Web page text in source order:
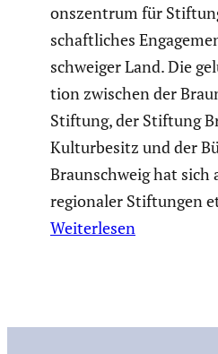
ons­zen­trum für
schaft­li­ches
schweiger Land. Die
tion zwischen der
Stiftung, der Stiftung
Kultur­be­sitz und der
Braun­schweig hat sich
regio­naler Stiftungen
Weiterlesen